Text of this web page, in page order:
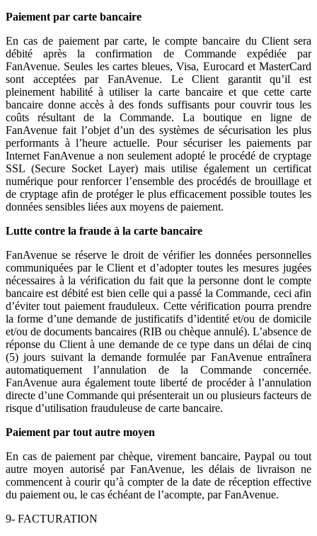
Paiement par carte bancaire
En cas de paiement par carte, le compte bancaire du Client sera
débité après la confirmation de Commande expédiée par
FanAvenue. Seules les cartes bleues, Visa, Eurocard et MasterCard
sont acceptées par FanAvenue. Le Client garantit qu’il est
pleinement habilité à utiliser la carte bancaire et que cette carte
bancaire donne accès à des fonds suffisants pour couvrir tous les
coûts résultant de la Commande. La boutique en ligne de
FanAvenue fait l’objet d’un des systèmes de sécurisation les plus
performants à l’heure actuelle. Pour sécuriser les paiements par
Internet FanAvenue a non seulement adopté le procédé de cryptage
SSL (Secure Socket Layer) mais utilise également un certificat
numérique pour renforcer l’ensemble des procédés de brouillage et
de cryptage afin de protéger le plus efficacement possible toutes les
données sensibles liées aux moyens de paiement.
Lutte contre la fraude à la carte bancaire
FanAvenue se réserve le droit de vérifier les données personnelles
communiquées par le Client et d’adopter toutes les mesures jugées
nécessaires à la vérification du fait que la personne dont le compte
bancaire est débité est bien celle qui a passé la Commande, ceci afin
d’éviter tout paiement frauduleux. Cette vérification pourra prendre
la forme d’une demande de justificatifs d’identité et/ou de domicile
et/ou de documents bancaires (RIB ou chèque annulé). L’absence de
réponse du Client à une demande de ce type dans un délai de cinq
(5) jours suivant la demande formulée par FanAvenue entraînera
automatiquement l’annulation de la Commande concernée.
FanAvenue aura également toute liberté de procéder à l’annulation
directe d’une Commande qui présenterait un ou plusieurs facteurs de
risque d’utilisation frauduleuse de carte bancaire.
Paiement par tout autre moyen
En cas de paiement par chèque, virement bancaire, Paypal ou tout
autre moyen autorisé par FanAvenue, les délais de livraison ne
commencent à courir qu’à compter de la date de réception effective
du paiement ou, le cas échéant de l’acompte, par FanAvenue.
9- FACTURATION